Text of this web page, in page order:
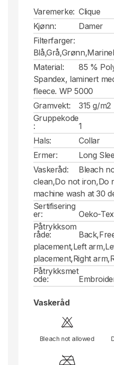
Varemerke: Clique
Kjønn:
Damer
Filterfarger:
Material:
85 %
Spandex, laminert
fleece. WP 5000
Gramvekt:
315 g/m2
Gruppekode
:
1
Hals:
Collar
Ermer:
Long
Vaskeråd:
Bleach
clean,Do not iron,Do
machine wash at 30
Sertifisering
er:
Oeko-
Påtrykksom
råde:
placement,Left
placement,Right
Påtrykksmet
ode:
Vaskeråd
Bleach not allowed